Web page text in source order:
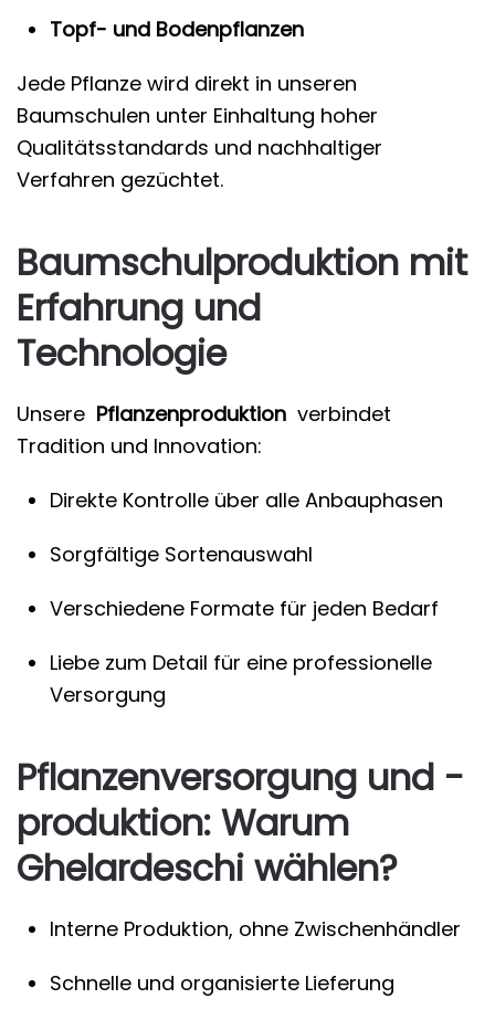
Topf- und Bodenpflanzen
Jede Pflanze wird direkt in unseren
Baumschulen unter Einhaltung hoher
Qualitätsstandards und nachhaltiger
Verfahren gezüchtet.
Baumschulproduktion mit
Erfahrung und
Technologie
Unsere Pflanzenproduktion verbindet
Tradition und Innovation:
Direkte Kontrolle über alle Anbauphasen
Sorgfältige Sortenauswahl
Verschiedene Formate für jeden Bedarf
Liebe zum Detail für eine professionelle
Versorgung
Pflanzenversorgung und -
produktion: Warum
Ghelardeschi wählen?
Interne Produktion, ohne Zwischenhändler
Schnelle und organisierte Lieferung